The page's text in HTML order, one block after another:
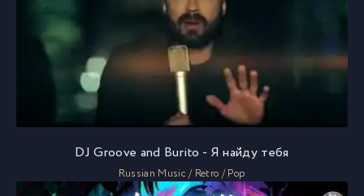
DJ Groove and Burito - Я найду тебя
Russian Music / Retro / Pop